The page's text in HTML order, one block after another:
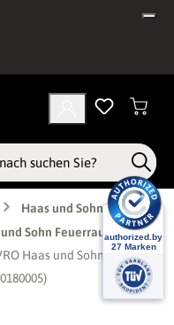
Haas und Sohn
Sohn Feuerraum
Haas und Sohn